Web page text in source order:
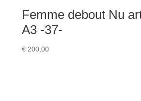
Femme debout Nu
A3 -37-
€200,00